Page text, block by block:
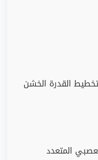
تخطيط القدرة الخشن
المتعدد